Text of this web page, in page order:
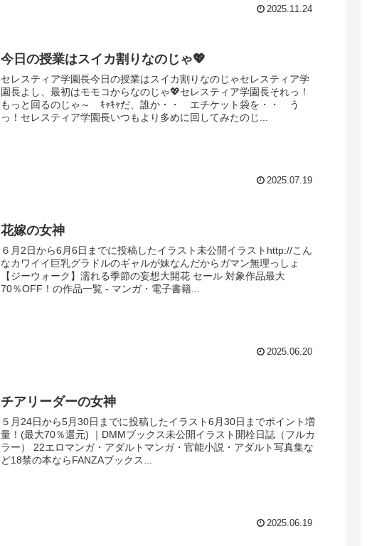
2025.11.24
今日の授業はスイカ割りなのじゃ💖
セレスティア学園長今日の授業はスイカ割りなのじゃセレスティア学
園長よし、最初はモモコからなのじゃ💖セレスティア学園長それっ！
もっと回るのじゃ～ ｷｬｷｬだ、誰か・・ エチケット袋を・・ う
っ！セレスティア学園長いつもより多めに回してみたのじ...
2025.07.19
花嫁の女神
６月2日から6月6日までに投稿したイラスト未公開イラストhttp://こん
なカワイイ巨乳グラドルのギャルが妹なんだからガマン無理っしょ
【ジーウォーク】濡れる季節の妄想大開花 セール 対象作品最大
70％OFF！の作品一覧 - マンガ・電子書籍...
2025.06.20
チアリーダーの女神
５月24日から5月30日までに投稿したイラスト6月30日までポイント増
量！(最大70％還元) ｜DMMブックス未公開イラスト開栓日誌（フルカ
ラー） 22エロマンガ・アダルトマンガ・官能小説・アダルト写真集な
ど18禁の本ならFANZAブックス...
2025.06.19